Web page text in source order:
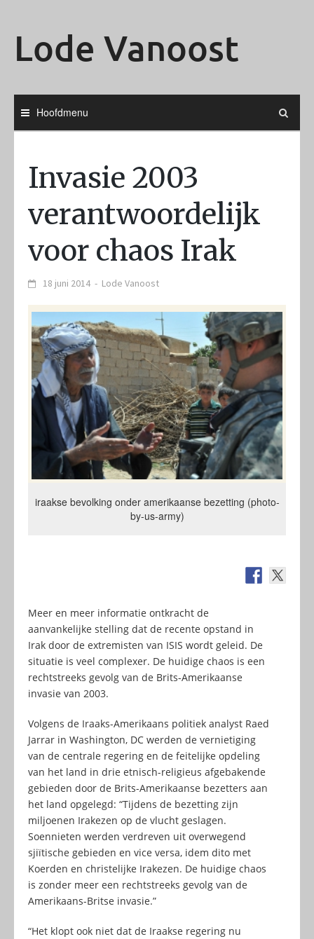
Lode Vanoost
Hoofdmenu
Invasie 2003
verantwoordelijk
voor chaos Irak
18 juni 2014 - Lode Vanoost
iraakse bevolking onder amerikaanse bezetting (photo-
by-us-army)
Meer en meer informatie ontkracht de
aanvankelijke stelling dat de recente opstand in
Irak door de extremisten van ISIS wordt geleid. De
situatie is veel complexer. De huidige chaos is een
rechtstreeks gevolg van de Brits-Amerikaanse
invasie van 2003.
Volgens de Iraaks-Amerikaans politiek analyst Raed
Jarrar in Washington, DC werden de vernietiging
van de centrale regering en de feitelijke opdeling
van het land in drie etnisch-religieus afgebakende
gebieden door de Brits-Amerikaanse bezetters aan
het land opgelegd: “Tijdens de bezetting zijn
miljoenen Irakezen op de vlucht geslagen.
Soennieten werden verdreven uit overwegend
sjiïtische gebieden en vice versa, idem dito met
Koerden en christelijke Irakezen. De huidige chaos
is zonder meer een rechtstreeks gevolg van de
Amerikaans-Britse invasie.”
“Het klopt ook niet dat de Iraakse regering nu